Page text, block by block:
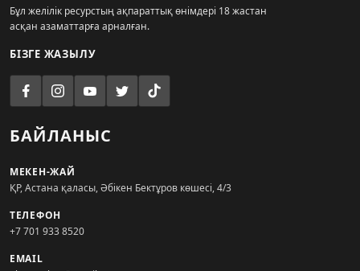
Бұл желілік ресурстың ақпараттық өнімдері 18 жастан
асқан азаматтарға арналған.
БІЗГЕ ЖАЗЫЛУ
БАЙЛАНЫС
МЕКЕН-ЖАЙ
ҚР, Астана қаласы, Әбікен Бектұров көшесі, 4/3
ТЕЛЕФОН
+7 701 933 8520
EMAIL